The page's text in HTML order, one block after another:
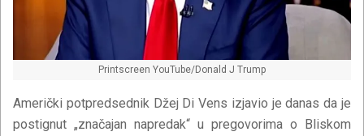
Printscreen YouTube/Donald J Trump
Američki potpredsednik Džej Di Vens izjavio je danas da je
postignut „značajan napredak“ u pregovorima o Bliskom